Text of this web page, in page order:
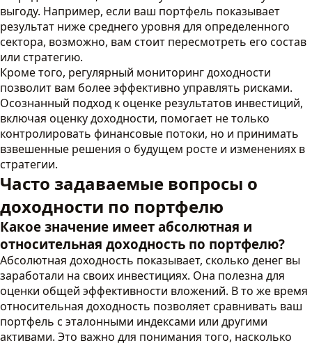
выгоду. Например, если ваш портфель показывает
результат ниже среднего уровня для определенного
сектора, возможно, вам стоит пересмотреть его состав
или стратегию.
Кроме того, регулярный мониторинг доходности
позволит вам более эффективно управлять рисками.
Осознанный подход к оценке результатов инвестиций,
включая оценку доходности, помогает не только
контролировать финансовые потоки, но и принимать
взвешенные решения о будущем росте и изменениях в
стратегии.
Часто задаваемые вопросы о
доходности по портфелю
Какое значение имеет абсолютная и
относительная доходность по портфелю?
Абсолютная доходность показывает, сколько денег вы
заработали на своих инвестициях. Она полезна для
оценки общей эффективности вложений. В то же время
относительная доходность позволяет сравнивать ваш
портфель с эталонными индексами или другими
активами. Это важно для понимания того, насколько